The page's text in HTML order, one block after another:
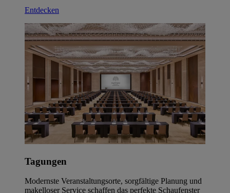
Entdecken
Tagungen
Modernste Veranstaltungsorte, sorgfältige Planung und
makelloser Service schaffen das perfekte Schaufenster